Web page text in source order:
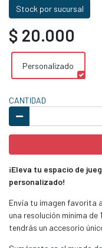
Stock por sucursal
$ 20.000
Personalizado
CANTIDAD
¡Eleva tu espacio de
personalizado!
Envía tu imagen favorita
una resolución mínima de
tendrás un accesorio